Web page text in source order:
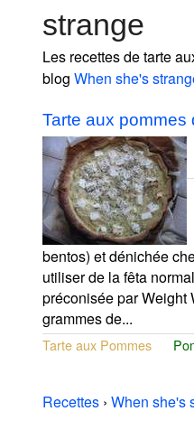
strange
Les recettes de tarte
blog When she's
Tarte aux pommes
bentos) et dénichée
utiliser de la fêta
préconisée par Weight
grammes de...
Tarte aux Pommes
Recettes › When she's